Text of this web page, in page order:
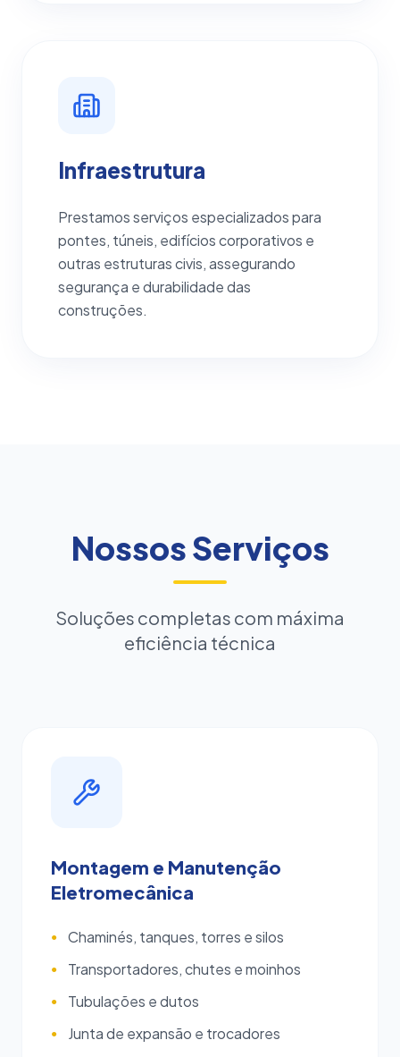
Infraestrutura
Prestamos serviços especializados para
pontes, túneis, edifícios corporativos e
outras estruturas civis, assegurando
segurança e durabilidade das
construções.
Nossos Serviços
Soluções completas com máxima
eficiência técnica
Montagem e Manutenção
Eletromecânica
● Chaminés, tanques, torres e silos
● Transportadores, chutes e moinhos
● Tubulações e dutos
●
Junta de expansão e trocadores